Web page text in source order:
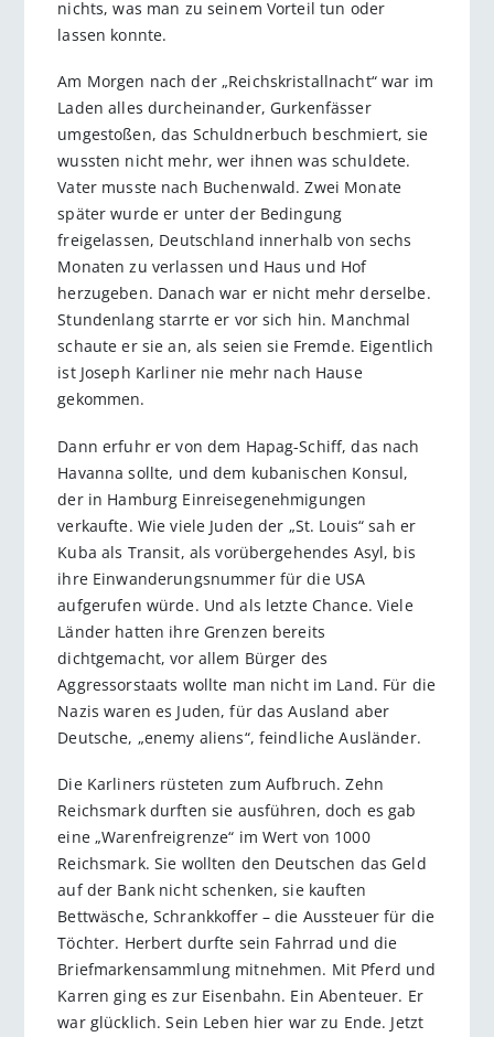
nichts, was man zu seinem Vorteil tun oder
lassen konnte.
Am Morgen nach der „Reichskristallnacht“ war im
Laden alles durcheinander, Gurkenfässer
umgestoßen, das Schuldnerbuch beschmiert, sie
wussten nicht mehr, wer ihnen was schuldete.
Vater musste nach Buchenwald. Zwei Monate
später wurde er unter der Bedingung
freigelassen, Deutschland innerhalb von sechs
Monaten zu verlassen und Haus und Hof
herzugeben. Danach war er nicht mehr derselbe.
Stundenlang starrte er vor sich hin. Manchmal
schaute er sie an, als seien sie Fremde. Eigentlich
ist Joseph Karliner nie mehr nach Hause
gekommen.
Dann erfuhr er von dem Hapag-Schiff, das nach
Havanna sollte, und dem kubanischen Konsul,
der in Hamburg Einreisegenehmigungen
verkaufte. Wie viele Juden der „St. Louis“ sah er
Kuba als Transit, als vorübergehendes Asyl, bis
ihre Einwanderungsnummer für die USA
aufgerufen würde. Und als letzte Chance. Viele
Länder hatten ihre Grenzen bereits
dichtgemacht, vor allem Bürger des
Aggressorstaats wollte man nicht im Land. Für die
Nazis waren es Juden, für das Ausland aber
Deutsche, „enemy aliens“, feindliche Ausländer.
Die Karliners rüsteten zum Aufbruch. Zehn
Reichsmark durften sie ausführen, doch es gab
eine „Warenfreigrenze“ im Wert von 1000
Reichsmark. Sie wollten den Deutschen das Geld
auf der Bank nicht schenken, sie kauften
Bettwäsche, Schrankkoffer – die Aussteuer für die
Töchter. Herbert durfte sein Fahrrad und die
Briefmarkensammlung mitnehmen. Mit Pferd und
Karren ging es zur Eisenbahn. Ein Abenteuer. Er
war glücklich. Sein Leben hier war zu Ende. Jetzt